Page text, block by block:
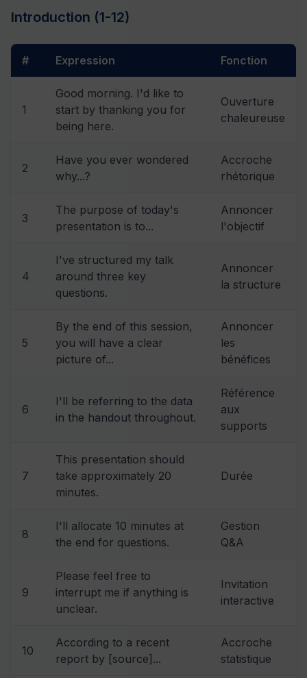
Introduction (1-12)
# Expression Fonction
1
Good morning. I'd like to
start by thanking you for
being here.
Ouverture
chaleureuse
2
Have you ever wondered
why...?
Accroche
rhétorique
3
The purpose of today's
presentation is to...
Annoncer
l'objectif
4
I've structured my talk
around three key
questions.
Annoncer
la structure
5
By the end of this session,
you will have a clear
picture of...
Annoncer
les
bénéfices
6
I'll be referring to the data
in the handout throughout.
Référence
aux
supports
7
This presentation should
take approximately 20
minutes.
Durée
8
I'll allocate 10 minutes at
the end for questions.
Gestion
Q&A
9
Please feel free to
interrupt me if anything is
unclear.
Invitation
interactive
10
According to a recent
report by [source]...
Accroche
statistique